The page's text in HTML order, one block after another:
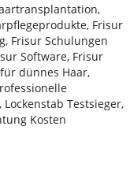
Frisur
Frisur Schulungen
Software, Frisur
dünnes Haar,
Testsieger,
Kosten